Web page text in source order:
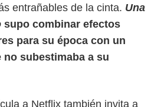
entrañables de la cinta. Una
supo combinar efectos
para su época con un
subestimaba a su
a Netflix también invita a